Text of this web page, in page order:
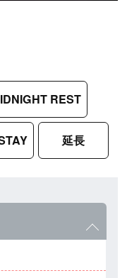
REST
延長